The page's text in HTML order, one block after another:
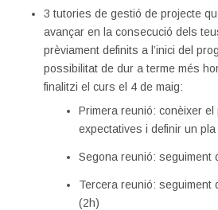
3 tutories de gestió de projecte
avançar en la consecució dels
prèviament definits a l’inici del
possibilitat de dur a terme més
finalitzi el curs el 4 de maig:
Primera reunió: conèixer
expectatives i definir un
Segona reunió: seguiment
Tercera reunió: seguiment
(2h)